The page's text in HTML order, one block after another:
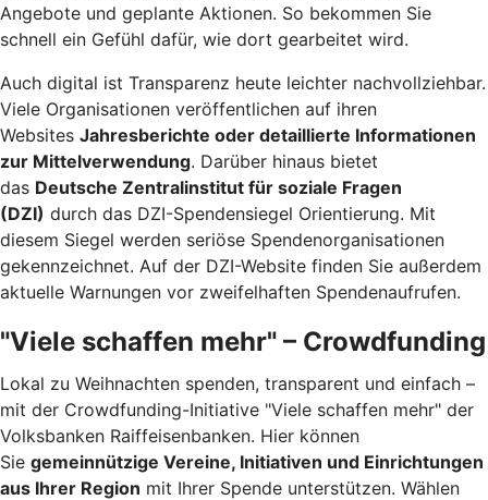
Angebote und geplante Aktionen. So bekommen Sie
schnell ein Gefühl dafür, wie dort gearbeitet wird.
Auch digital ist Transparenz heute leichter nachvollziehbar.
Viele Organisationen veröffentlichen auf ihren
Websites Jahresberichte oder detaillierte Informationen
zur Mittelverwendung. Darüber hinaus bietet
das Deutsche Zentralinstitut für soziale Fragen
(DZI) durch das DZI-Spendensiegel Orientierung. Mit
diesem Siegel werden seriöse Spendenorganisationen
gekennzeichnet. Auf der DZI-Website finden Sie außerdem
aktuelle Warnungen vor zweifelhaften Spendenaufrufen.
"Viele schaffen mehr" – Crowdfunding
Lokal zu Weihnachten spenden, transparent und einfach –
mit der Crowdfunding-Initiative "Viele schaffen mehr" der
Volksbanken Raiffeisenbanken. Hier können
Sie gemeinnützige Vereine, Initiativen und Einrichtungen
aus Ihrer Region mit Ihrer Spende unterstützen. Wählen